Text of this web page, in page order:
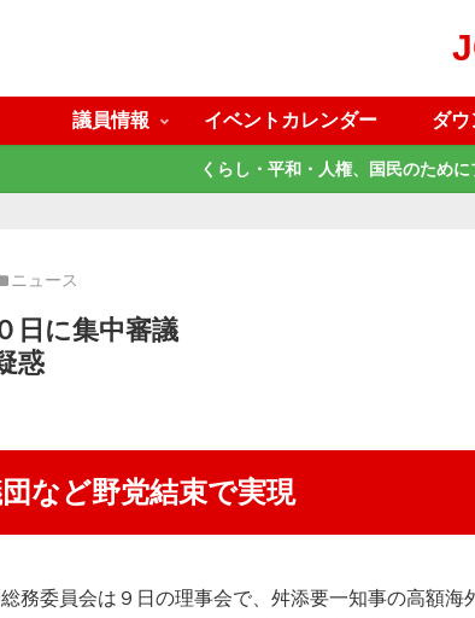
議員情報 イベントカレンダー ダウ
くらし・平和・人権、国民のため
ニュース
日に集中審議
惑
など野党結束で実現
務委員会は９日の理事会で、舛添要一知事の高額海